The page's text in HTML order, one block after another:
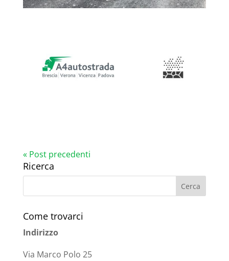
« Post precedenti
Ricerca
Come trovarci
Indirizzo
Via Marco Polo 25